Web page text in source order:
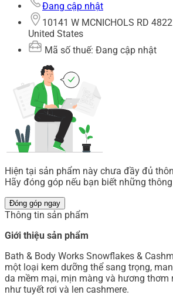
Đang cập nhật
10141 W MCNICHOLS RD
United States
Mã số thuế: Đang cập nhật
Hiện tại sản phẩm này chưa đầy đủ
Hãy đóng góp nếu bạn biết những
Đóng góp ngay
Thông tin sản phẩm
Giới thiệu sản phẩm
Bath & Body Works Snowflakes &
một loại kem dưỡng thể sang trọng,
da mềm mại, mịn màng và hương thơm
như tuyết rơi và len cashmere.